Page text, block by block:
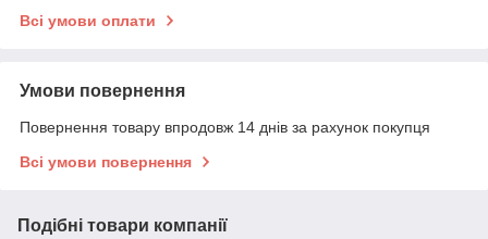
Всі умови оплати
Умови повернення
Повернення товару впродовж 14 днів за рахунок покупця
Всі умови повернення
Подібні товари компанії